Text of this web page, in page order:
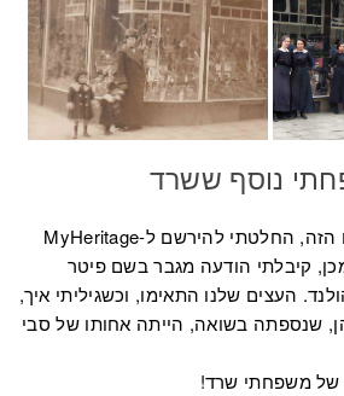
נוסף ששרד
בעקבות הגילוי המדהים הזה, החלטתי להירשם ל-MyHeritage
קיבלתי הודעה מגבר בשם פיטר
העצים שלנו התאימו, וכשגיליתי איך,
שנספתה בשואה, הייתה אחותו של סבי
של משפחתי שרד!